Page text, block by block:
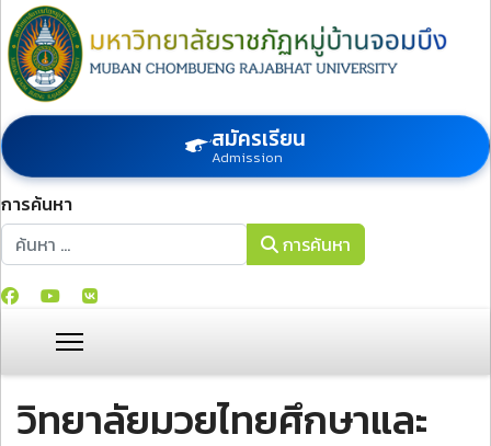
สมัครเรียน
Admission
การค้นหา
การค้นหา
การค้นหา
วิทยาลัยมวยไทยศึกษาและ